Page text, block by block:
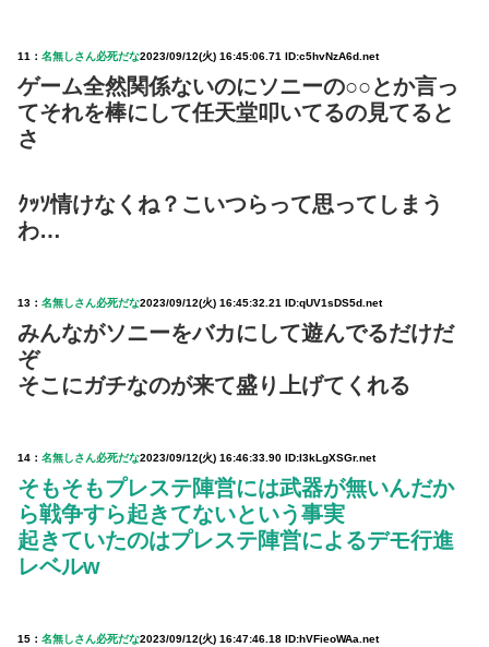
11： 名無しさん必死だな2023/09/12(火) 16:45:06.71 ID:c5hvNzA6d.net
ゲーム全然関係ないのにソニーの○○とか言っ
てそれを棒にして任天堂叩いてるの見てると
さ
ｸｯｿ情けなくね？こいつらって思ってしまう
わ…
13： 名無しさん必死だな2023/09/12(火) 16:45:32.21 ID:qUV1sDS5d.net
みんながソニーをバカにして遊んでるだけだ
ぞ
そこにガチなのが来て盛り上げてくれる
14： 名無しさん必死だな2023/09/12(火) 16:46:33.90 ID:I3kLgXSGr.net
そもそもプレステ陣営には武器が無いんだか
ら戦争すら起きてないという事実
起きていたのはプレステ陣営によるデモ行進
レベルw
15： 名無しさん必死だな2023/09/12(火) 16:47:46.18 ID:hVFieoWAa.net